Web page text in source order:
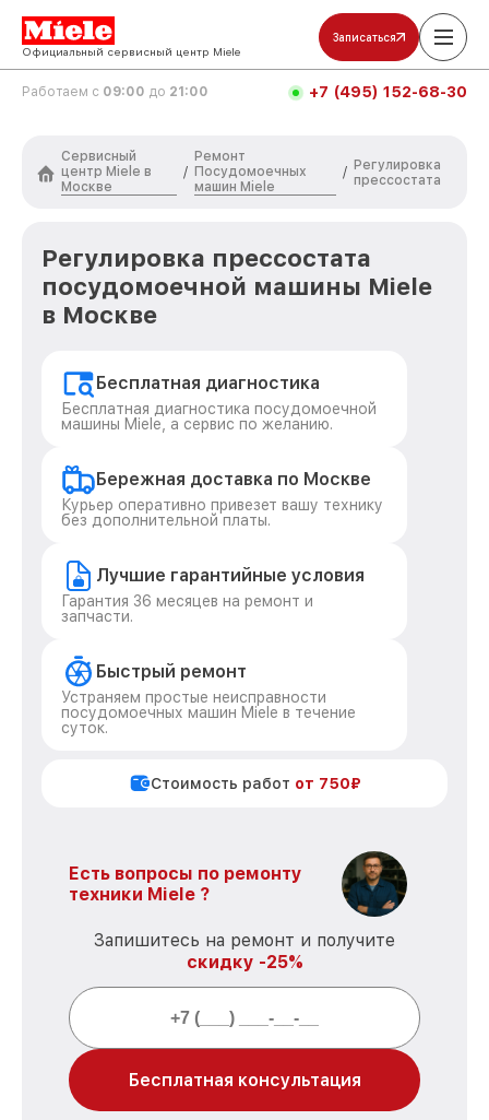
Официальный сервисный центр Miele
Записаться
Работаем с 09:00 до 21:00 +7 (495) 152-68-30
Сервисный
центр Miele в
Москве
/
Ремонт
Посудомоечных
машин Miele
/ Регулировка
прессостата
Регулировка прессостата
посудомоечной машины Miele
в Москве
Бесплатная диагностика
Бесплатная диагностика посудомоечной
машины Miele, а сервис по желанию.
Бережная доставка по Москве
Курьер оперативно привезет вашу технику
без дополнительной платы.
Лучшие гарантийные условия
Гарантия 36 месяцев на ремонт и
запчасти.
Быстрый ремонт
Устраняем простые неисправности
посудомоечных машин Miele в течение
суток.
Стоимость работ от 750₽
Есть вопросы по ремонту
техники Miele ?
Запишитесь на ремонт и получите
скидку -25%
Бесплатная консультация